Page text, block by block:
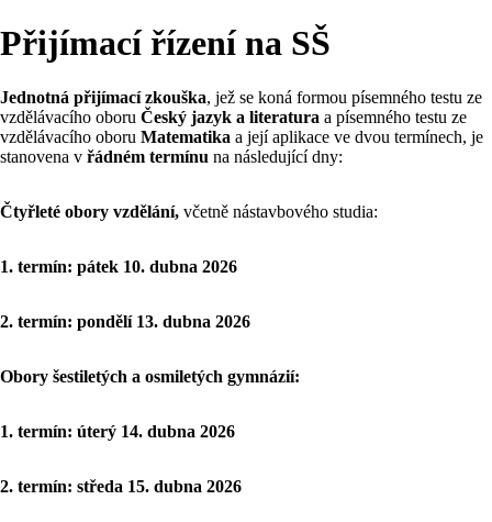
Přijímací řízení na SŠ
Jednotná přijímací zkouška, jež se koná formou písemného testu ze
vzdělávacího oboru Český jazyk a literatura a písemného testu ze
vzdělávacího oboru Matematika a její aplikace ve dvou termínech, je
stanovena v řádném termínu na následující dny:
Čtyřleté obory vzdělání, včetně nástavbového studia:
1. termín: pátek 10. dubna 2026
2. termín: pondělí 13. dubna 2026
Obory šestiletých a osmiletých gymnázií:
1. termín: úterý 14. dubna 2026
2. termín: středa 15. dubna 2026